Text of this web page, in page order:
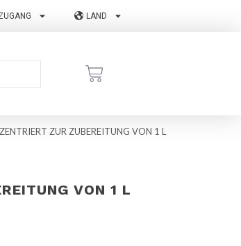
LAND
ZUR ZUBEREITUNG VON 1 L
VON 1 L